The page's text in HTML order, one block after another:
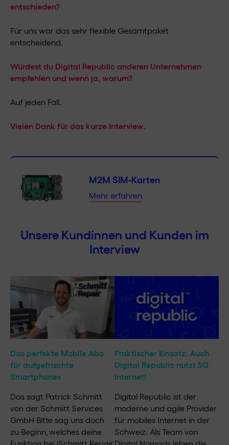
entschieden?
Für uns war das sehr flexible Gesamtpaket
entscheidend.
Würdest du Digital Republic anderen Unternehmen
empfehlen und wenn ja, warum?
Auf jeden Fall.
Vielen Dank für das kurze Interview.
M2M SIM-Karten
Mehr erfahren
Unsere Kundinnen und Kunden im
Interview
Das perfekte Mobile Abo
für aufgefrischte
Smartphones
Das sagt Patrick Schmitt
von der Schmitt Services
GmbH Bitte sag uns doch
zu Beginn, welches deine
Praktischer Einsatz: Auch
Digital Republic nutzt 5G
Internet!
Digital Republic ist der
moderne und agile Provider
für mobiles Internet in der
Schweiz. Als Team von